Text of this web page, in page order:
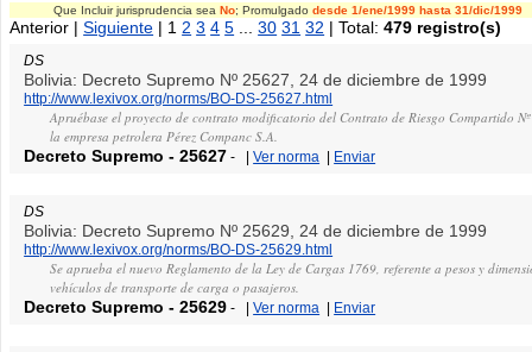
Que Incluir jurisprudencia sea No; Promulgado desde 1/ene/1999 hasta 31/dic/1999
Anterior |Siguiente | 1 2 3 4 5 ...30 31 32 | Total:479 registro(s)
DS
Bolivia: Decreto Supremo Nº 25627, 24 de diciembre de 1999
http://www.lexivox.org/norms/BO-DS-25627.html
Apruébase el proyecto de contrato modificatorio del Contrato de Riesgo Compartido
la empresa petrolera Pérez Companc S.A.
Decreto Supremo -25627 - |Ver norma | Enviar
DS
Bolivia: Decreto Supremo Nº 25629, 24 de diciembre de 1999
http://www.lexivox.org/norms/BO-DS-25629.html
Se aprueba el nuevo Reglamento de la Ley de Cargas 1769, referente a pesos y
vehículos de transporte de carga o pasajeros.
Decreto Supremo -25629 - |Ver norma | Enviar